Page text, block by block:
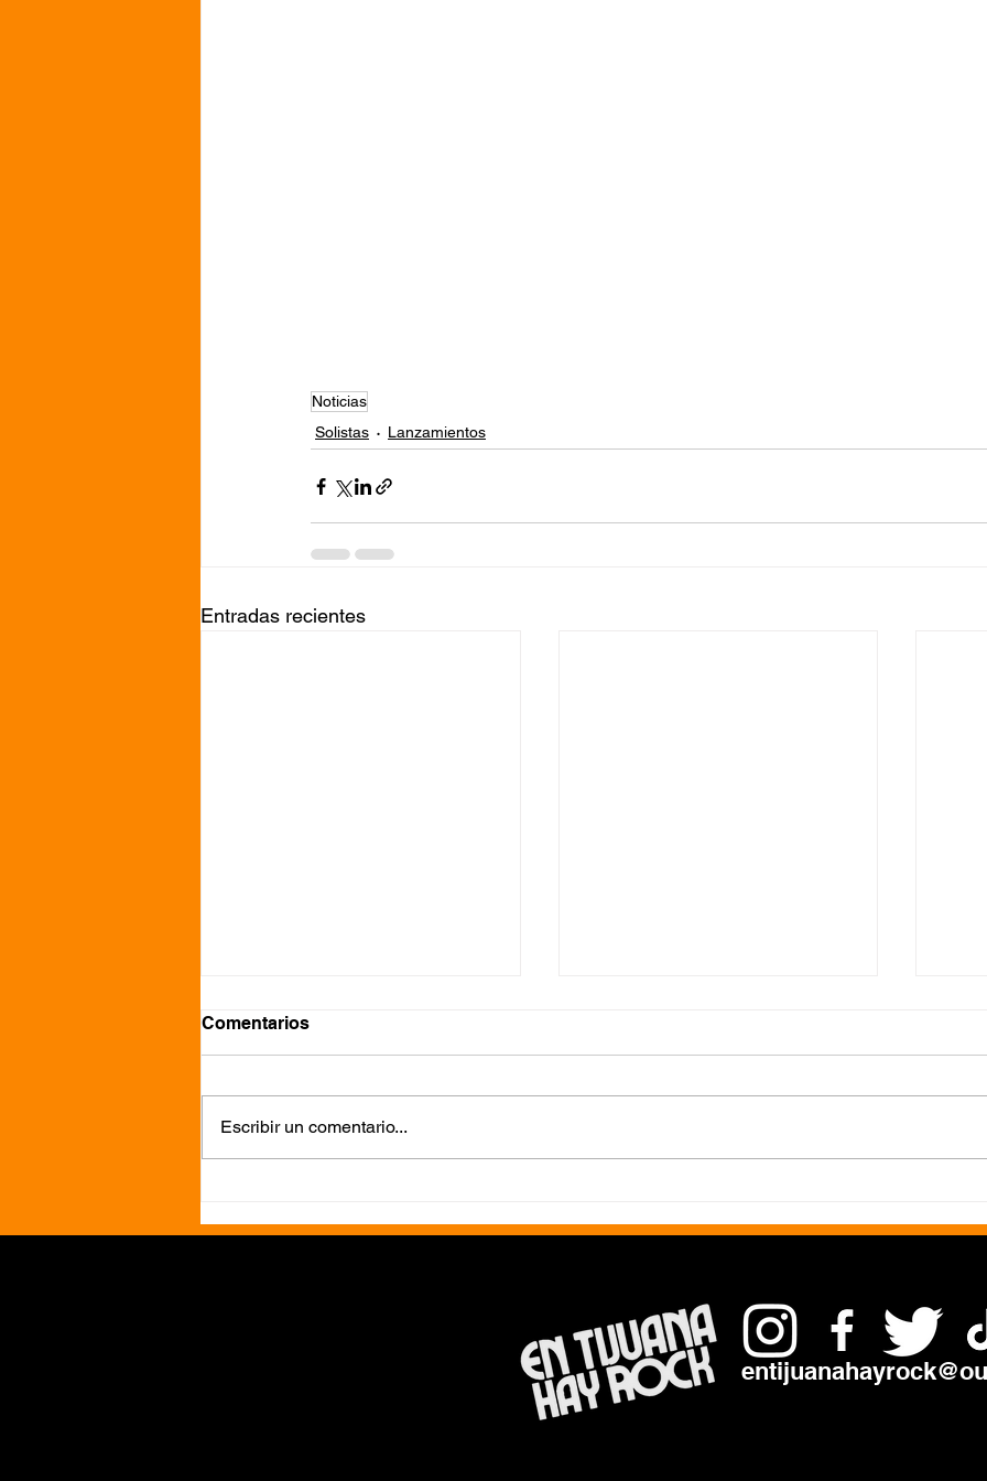
Noticias
Solistas
Lanzamientos
Entradas recientes
pop en She Said, She Said
Un viaje hacia la evolución
Alive...: su
Comentarios
Escribir un comentario...